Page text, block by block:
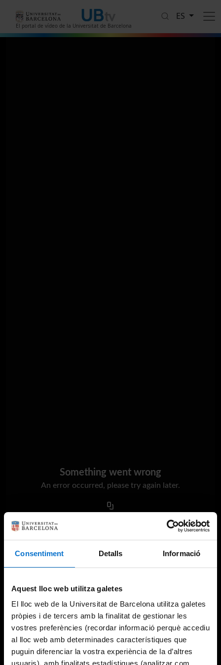
Consentiment Detalls Informació
Aquest lloc web utilitza galetes
El lloc web de la Universitat de Barcelona utilitza galetes
pròpies i de tercers amb la finalitat de gestionar les
vostres preferències (recordar informació perquè accediu
al lloc web amb determinades característiques que
puguin diferenciar la vostra experiència de la d’altres
usuaris), amb finalitats estadístiques (analitzar com
El portal de vídeo de la Universitat de Barcelona
ES
Something went wrong
An error occurred, please try again later.